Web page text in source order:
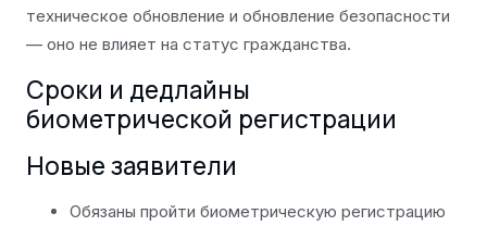
техническое обновление и обновление безопасности
— оно не влияет на статус гражданства.
Сроки и дедлайны
биометрической регистрации
Новые заявители
Обязаны пройти биометрическую регистрацию